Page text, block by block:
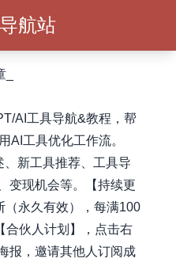
航站
AI工具导航&教程，帮
AI工具优化工作流。
新工具推荐、工具导
变现机会等。【持续更
永久有效），每满100
合伙人计划】，点击右
报，邀请其他人订阅成